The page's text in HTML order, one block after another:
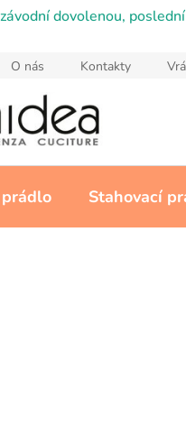
dovolenou,
O nás Kontakty
Stahovací